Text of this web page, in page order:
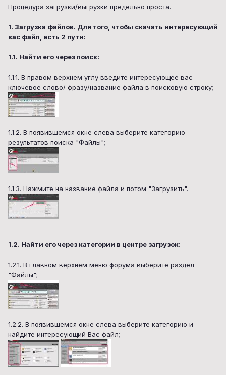
Процедура загрузки/выгрузки предельно проста.
1. Загрузка файлов. Для того, чтобы скачать интересующий
вас файл, есть 2 пути:
1.1. Найти его через поиск:
1.1.1. В правом верхнем углу введите интересующее вас
ключевое слово/ фразу/название файла в поисковую строку;
1.1.2. В появившемся окне слева выберите категорию
результатов поиска "Файлы";
1.1.3. Нажмите на название файла и потом "Загрузить".
1.2. Найти его через категории в центре загрузок:
1.2.1. В главном верхнем меню форума выберите раздел
"Файлы";
1.2.2. В появившемся окне слева выберите категорию и
найдите интересующий Вас файл;